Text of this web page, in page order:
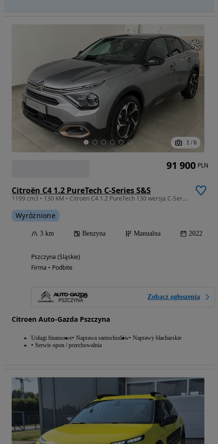
1 / 6
Citroën C4 1.2 PureTech C-Series S&S
1199 cm3 • 130 KM • Citroën C4 1.2 PureTech 130 wersja C-Series 2022r
Wyróżnione
3 km Benzyna Manualna 2022
Pszczyna (Śląskie)
Firma • Podbite
Zobacz ogłoszenia
Citroen Auto-Gazda Pszczyna
Usługi finansowe Naprawa samochodów Naprawy blacharskie
Serwis opon / przechowalnia
91 900 PLN